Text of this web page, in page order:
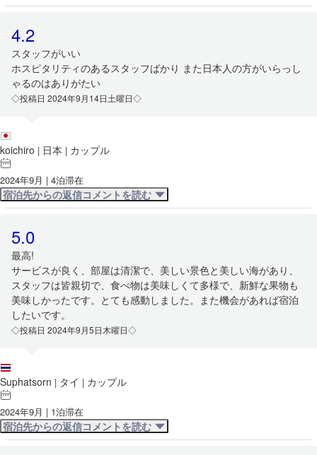
4.2
スタッフがいい
ホスピタリティのあるスタッフばかり また日本人の方がいらっし
ゃるのはありがたい
◇投稿日 2024年9月14日土曜日◇
koichiro | 日本 | カップル
2024年9月 | 4泊滞在
宿泊先からの返信コメントを読む
5.0
最高!
サービスが良く、部屋は清潔で、美しい景色と美しい海があり、
スタッフは皆親切で、食べ物は美味しくて多様で、新鮮な果物も
美味しかったです。とても感動しました。また機会があれば宿泊
したいです。
◇投稿日 2024年9月5日木曜日◇
Suphatsorn | タイ | カップル
2024年9月 | 1泊滞在
宿泊先からの返信コメントを読む